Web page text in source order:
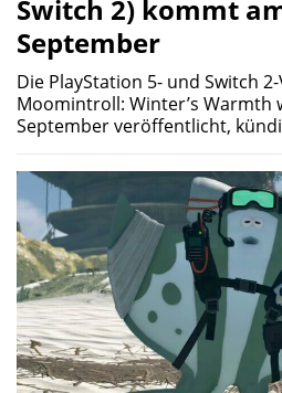
Switch 2) kommt
September
Die PlayStation 5- und Switch
Moomintroll: Winter’s Warmth
September veröffentlicht,